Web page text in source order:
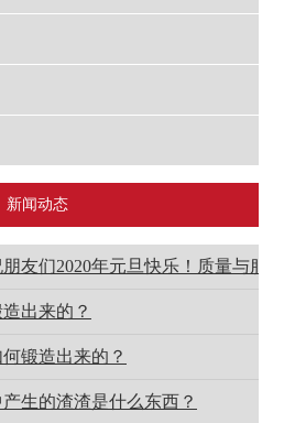
新闻动态
友们2020年元旦快乐！质量与服
出来的？
锻造出来的？
生的渣渣是什么东西？